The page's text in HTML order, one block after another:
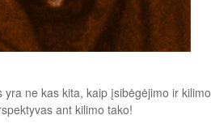
ne kas kita, kaip įsibėgėjimo ir
ant kilimo tako!